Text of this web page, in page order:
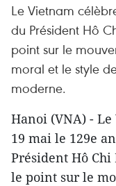
Le Vietnam
du Président Hô
point sur le
moral et le style
moderne.
Hanoi (VNA) -
19 mai le 129e
Président Hô
le point sur le